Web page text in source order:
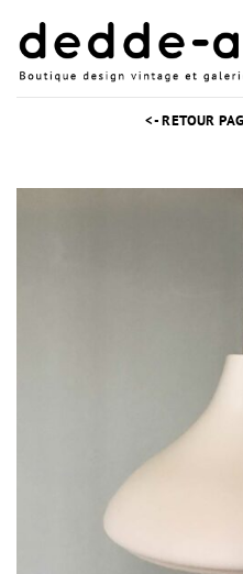
contenu
<- RETOUR